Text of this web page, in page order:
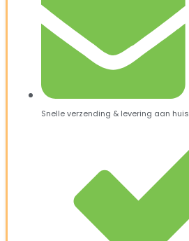
Snelle verzending & levering aan huis